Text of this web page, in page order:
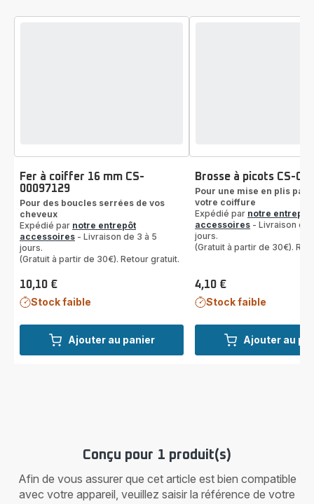
Ajouter au panier
Fer à coiffer 16 mm CS-
00097129
Pour des boucles serrées de vos
cheveux
Expédié par notre entrepôt
accessoires - Livraison de 3 à 5
jours.
(Gratuit à partir de 30€). Retour gratuit.
Prix
10,10 €
Stock faible
Ajouter au
Brosse à picots CS-
Pour une mise en plis
votre coiffure
Expédié par notre entrepôt
accessoires - Livraison de
jours.
(Gratuit à partir de 30€).
Prix
4,10 €
Stock faible
Conçu pour 1 produit(s)
Afin de vous assurer que cet article est bien compatible
avec votre appareil, veuillez saisir la référence de votre